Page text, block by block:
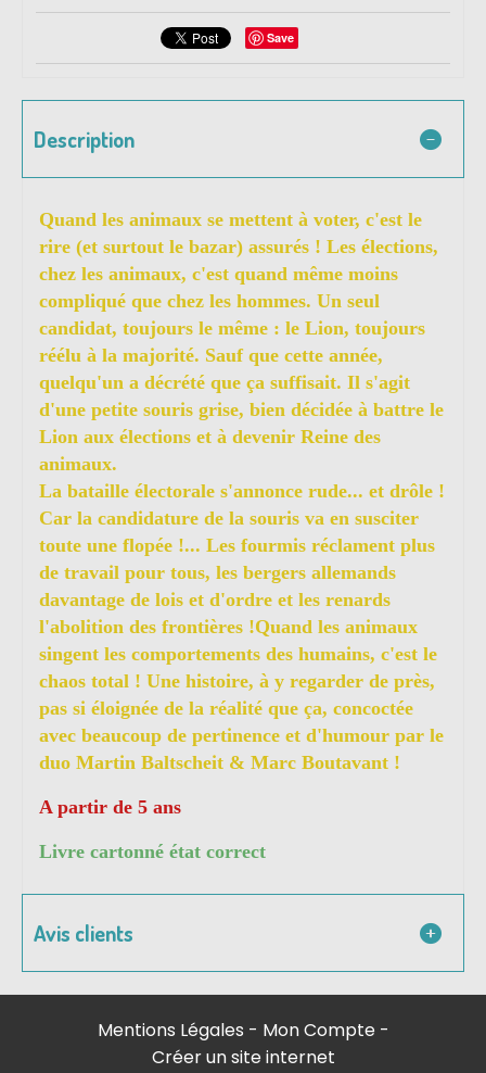
Save
Description
Quand les animaux se mettent à voter, c'est le
rire (et surtout le bazar) assurés ! Les élections,
chez les animaux, c'est quand même moins
compliqué que chez les hommes. Un seul
candidat, toujours le même : le Lion, toujours
réélu à la majorité. Sauf que cette année,
quelqu'un a décrété que ça suffisait. Il s'agit
d'une petite souris grise, bien décidée à battre le
Lion aux élections et à devenir Reine des
animaux.
La bataille électorale s'annonce rude... et drôle !
Car la candidature de la souris va en susciter
toute une flopée !... Les fourmis réclament plus
de travail pour tous, les bergers allemands
davantage de lois et d'ordre et les renards
l'abolition des frontières !Quand les animaux
singent les comportements des humains, c'est le
chaos total ! Une histoire, à y regarder de près,
pas si éloignée de la réalité que ça, concoctée
avec beaucoup de pertinence et d'humour par le
duo Martin Baltscheit & Marc Boutavant !
A partir de 5 ans
Livre cartonné état correct
Avis clients
Mentions Légales
Mon Compte
Créer un site internet